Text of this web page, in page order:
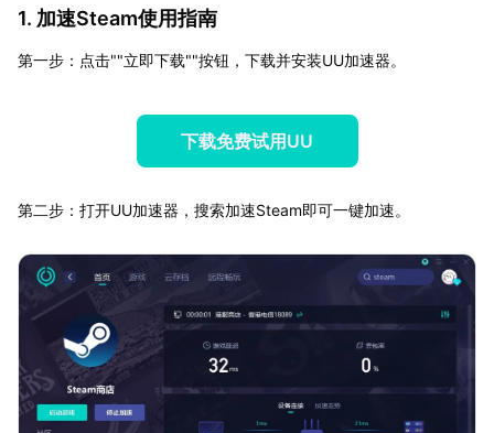
1. 加速Steam使用指南
第一步：点击""立即下载""按钮，下载并安装UU加速器。
下载免费试用UU
第二步：打开UU加速器，搜索加速Steam即可一键加速。